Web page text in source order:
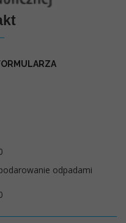
odpadami